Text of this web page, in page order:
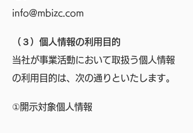
info@mbizc.com
（３）個人情報の利用目的
当社が事業活動において取扱う個人情報
の利用目的は、次の通りといたします。
①開示対象個人情報